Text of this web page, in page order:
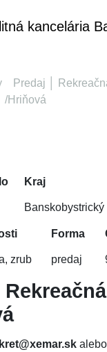
Predaj │
Hriňová
Kraj
Banskobystrický
zrub
Forma
predaj